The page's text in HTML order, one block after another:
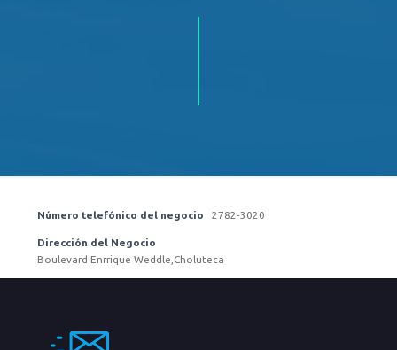
Número telefónico del negocio 2782-3020
Dirección del Negocio
Boulevard Enrrique Weddle,Choluteca